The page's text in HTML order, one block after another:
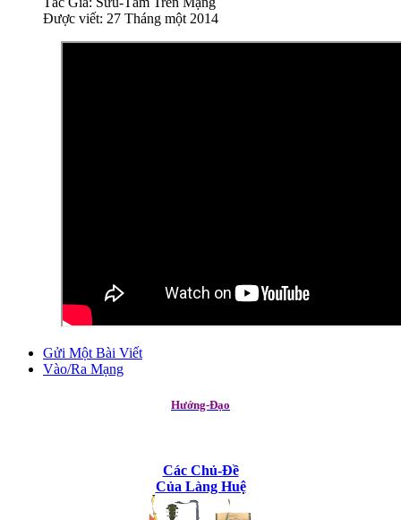
Được viết: 27 Tháng một 2014
Gửi Một Bài Viết
Vào/Ra Mạng
Hướng-Đạo
Các Chủ-Đề
Của Làng Huệ